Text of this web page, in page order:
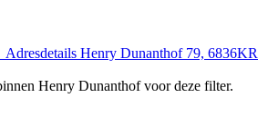
Adresdetails Henry Dunanthof 79, 6836KR
Henry Dunanthof voor deze filter.